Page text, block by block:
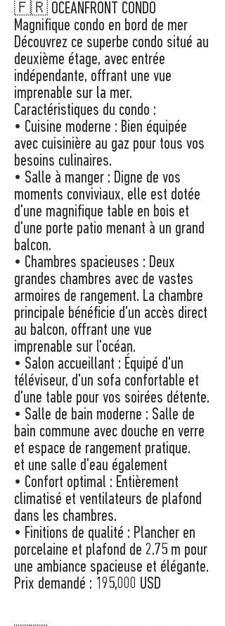
🇫🇷 OCEANFRONT CONDO
Magnifique condo en bord de mer
Découvrez ce superbe condo situé au
deuxième étage, avec entrée
indépendante, offrant une vue
imprenable sur la mer.
Caractéristiques du condo :
• Cuisine moderne : Bien équipée
avec cuisinière au gaz pour tous vos
besoins culinaires.
• Salle à manger : Digne de vos
moments conviviaux, elle est dotée
d'une magnifique table en bois et
d'une porte patio menant à un grand
balcon.
• Chambres spacieuses : Deux
grandes chambres avec de vastes
armoires de rangement. La chambre
principale bénéficie d'un accès direct
au balcon, offrant une vue
imprenable sur l'océan.
• Salon accueillant : Équipé d'un
téléviseur, d'un sofa confortable et
d'une table pour vos soirées détente.
• Salle de bain moderne : Salle de
bain commune avec douche en verre
et espace de rangement pratique.
et une salle d'eau également
• Confort optimal : Entièrement
climatisé et ventilateurs de plafond
dans les chambres.
• Finitions de qualité : Plancher en
porcelaine et plafond de 2.75 m pour
une ambiance spacieuse et élégante.
Prix demandé : 195,000 USD